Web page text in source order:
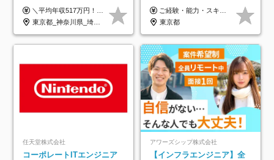
万円｜ホワイト企業認定｜
年休134日｜リモートOK
＼平均年収517万円！入社5年目まで毎年必ず昇給／ ■賞与年3回 ■年収800万円以上も可 ■入社3年以上の平均年収469.2万円 月給23万2000円以上＋賞与年3回＋各種手当 ☆入社5年目まで最大1万5000円の定期昇給を確約 ┃各種手当充実 ・規定の資格を取得すれば、2000円～5万円を毎月支給（2万4000円～60万円／年） ・研修中に取得した取得率95％の資格でも研修後の給料UP ※月給は年齢・経験・能力を考慮して、優遇いたします ※上記月給金額は固定残業代（20時間/3万1300円円以上）を含み、超過分は別途支給いたします ※試用期間（6ヶ月）は月給に変動はありますが、その他待遇に差異はありません ├入社後1ヶ月～3ヶ月間は、月給20万1900円となります └上記金額は固定残業代（10時間／1万6000円）を含み、超過分は別途支給いたします
東京都_神奈川県_埼玉県_千葉県_大阪府_愛知県_北海道_青森県_岩手県_宮城県_秋田県_山形県_福島県_茨城県_栃木県_群馬県_新潟県_山梨県_長野県_富山県_石川県_福井県_静岡県_岐阜県_三重県_兵庫県_京都府_滋賀県_奈良県_和歌山県_広島県_岡山県_鳥取県_島根県_山口県_徳島県_香川県_愛媛県_高知県_福岡県_熊本県_佐賀県_長崎県_大分県_宮崎県_鹿児島県_沖縄県
ご経験・能力・スキル等により、当社基準にて優遇・相談のうえ決定いたします。
東京都
任天堂株式会社
コーポレートITエンジニア
アワーズシップ株式会社
【インフラエンジニア】全